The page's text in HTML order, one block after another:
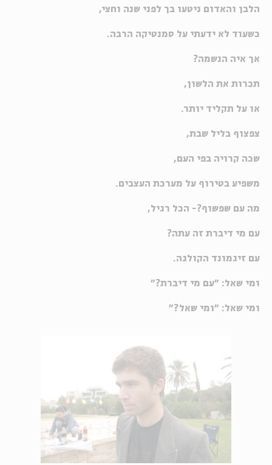
הלבן והאדום ניטעו בך לפני שנה וחצי,
כשעוד לא ידעתי על סמנטיקה הרבה.
אך איה הנשמה?
תכרות את הלשון,
או על תקליד יותר.
צפצוף בליל שבת,
שכה קרויה בפי העם,
משפיע בטירוף על מערכת העצבים.
מה עם שפשוף?- הכל רגיל,
עם מי דיברת זה עתה?
עם זיגמונד הקולגה.
ומי שאל: "עם מי דיברת?"
ומי שאל: "ומי שאל?"